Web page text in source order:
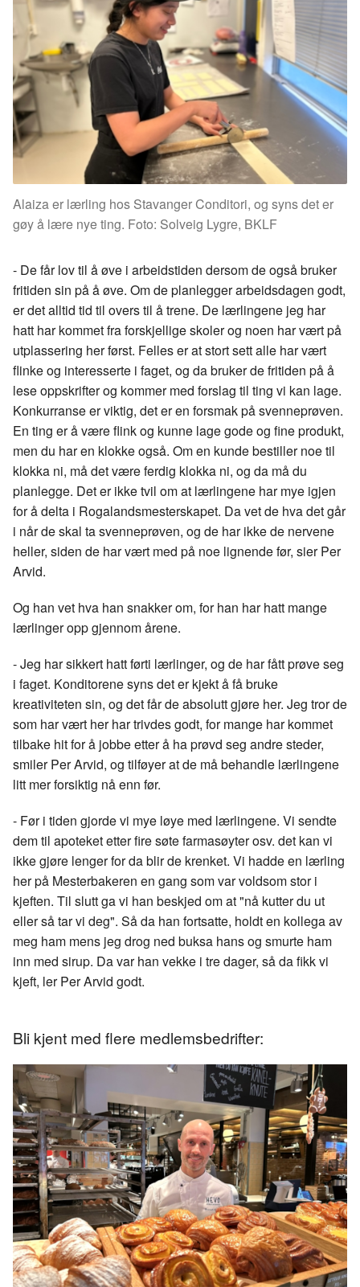
Alaiza er lærling hos Stavanger Conditori, og syns det er
gøy å lære nye ting. Foto: Solveig Lygre, BKLF
- De får lov til å øve i arbeidstiden dersom de også bruker
fritiden sin på å øve. Om de planlegger arbeidsdagen godt,
er det alltid tid til overs til å trene. De lærlingene jeg har
hatt har kommet fra forskjellige skoler og noen har vært på
utplassering her først. Felles er at stort sett alle har vært
flinke og interesserte i faget, og da bruker de fritiden på å
lese oppskrifter og kommer med forslag til ting vi kan lage.
Konkurranse er viktig, det er en forsmak på svenneprøven.
En ting er å være flink og kunne lage gode og fine produkt,
men du har en klokke også. Om en kunde bestiller noe til
klokka ni, må det være ferdig klokka ni, og da må du
planlegge. Det er ikke tvil om at lærlingene har mye igjen
for å delta i Rogalandsmesterskapet. Da vet de hva det går
i når de skal ta svenneprøven, og de har ikke de nervene
heller, siden de har vært med på noe lignende før, sier Per
Arvid.
Og han vet hva han snakker om, for han har hatt mange
lærlinger opp gjennom årene.
- Jeg har sikkert hatt førti lærlinger, og de har fått prøve seg
i faget. Konditorene syns det er kjekt å få bruke
kreativiteten sin, og det får de absolutt gjøre her. Jeg tror de
som har vært her har trivdes godt, for mange har kommet
tilbake hit for å jobbe etter å ha prøvd seg andre steder,
smiler Per Arvid, og tilføyer at de må behandle lærlingene
litt mer forsiktig nå enn før.
- Før i tiden gjorde vi mye løye med lærlingene. Vi sendte
dem til apoteket etter fire søte farmasøyter osv. det kan vi
ikke gjøre lenger for da blir de krenket. Vi hadde en lærling
her på Mesterbakeren en gang som var voldsom stor i
kjeften. Til slutt ga vi han beskjed om at "nå kutter du ut
eller så tar vi deg". Så da han fortsatte, holdt en kollega av
meg ham mens jeg drog ned buksa hans og smurte ham
inn med sirup. Da var han vekke i tre dager, så da fikk vi
kjeft, ler Per Arvid godt.
Bli kjent med flere medlemsbedrifter: